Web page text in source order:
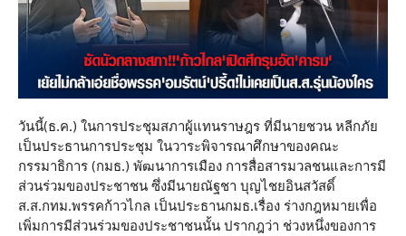
วันนี้(ธ.ค.) ในการประชุมสภาผู้แทนราษฎร ที่มีนายชวน หลีกภัย
เป็นประธานการประชุม ในวาระพิจารณาศึกษาของคณะ
กรรมาธิการ (กมธ.) พัฒนาการเมือง การสื่อสารมวลชนและการมี
ส่วนร่วมของประชาชน ซึ่งมีนายณัฐชา บุญไชยอินสวัสดิ์
ส.ส.กทม.​พรรคก้าวไกล เป็นประธานกมธ.เรื่อง ร่างกฎหมายเพื่อ
เพิ่มการมีส่วนร่วมของประชาชนนั้น ปรากฎว่า ช่วงหนึ่งของการ